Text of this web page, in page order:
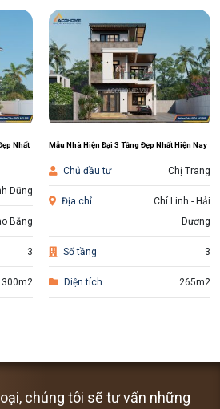
Nhất
Dũng
Bằng
3
300m2
Mẫu Nhà Hiện Đại 3 Tầng Đẹp Nhất Hiện Nay
Chủ đầu tư Chị Trang
Địa chỉ
Chí Linh - Hải
Dương
Số tầng 3
Diện tích 265m2
chúng tôi sẽ tư vấn những